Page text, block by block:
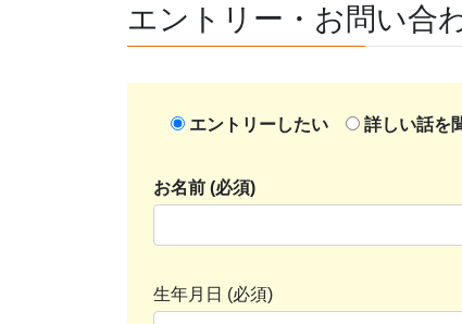
エントリー・お問い合
エントリーしたい 詳しい話を
お名前 (必須)
生年月日 (必須)